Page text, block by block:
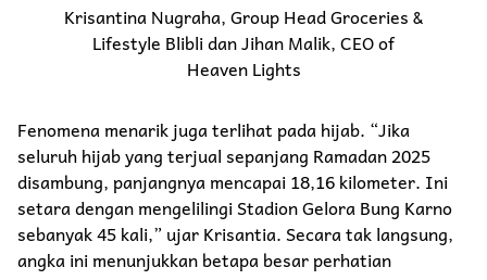
Krisantina Nugraha, Group Head Groceries &
Lifestyle Blibli dan Jihan Malik, CEO of
Heaven Lights
Fenomena menarik juga terlihat pada hijab. “Jika
seluruh hijab yang terjual sepanjang Ramadan 2025
disambung, panjangnya mencapai 18,16 kilometer. Ini
setara dengan mengelilingi Stadion Gelora Bung Karno
sebanyak 45 kali,” ujar Krisantia. Secara tak langsung,
angka ini menunjukkan betapa besar perhatian